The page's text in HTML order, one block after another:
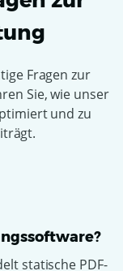
Fragen zur
Sie, wie unser
und zu
statische PDF-